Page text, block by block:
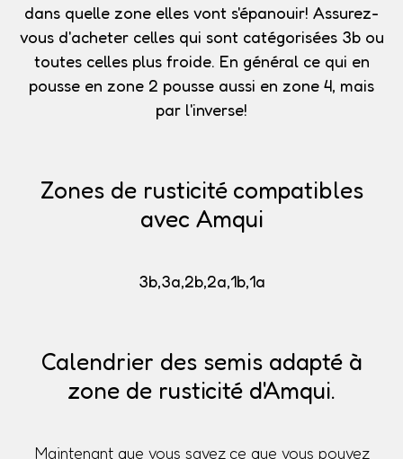
dans quelle zone elles vont s'épanouir! Assurez-
vous d'acheter celles qui sont catégorisées 3bou
toutes celles plus froide. En général ce qui en
pousse en zone 2 pousse aussi en zone 4, mais
par l'inverse!
Zones de rusticité compatibles
avec Amqui
3b,3a,2b,2a,1b,1a
Calendrier des semis adapté à
zone de rusticité d'Amqui.
Maintenant que vous savez ce que vous pouvez